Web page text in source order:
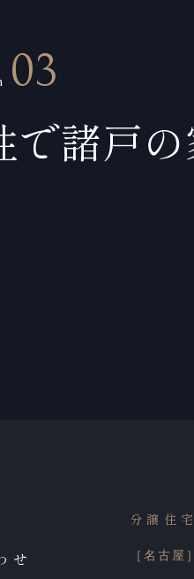
03
で諸戸
せ
分譲住
［名古屋］